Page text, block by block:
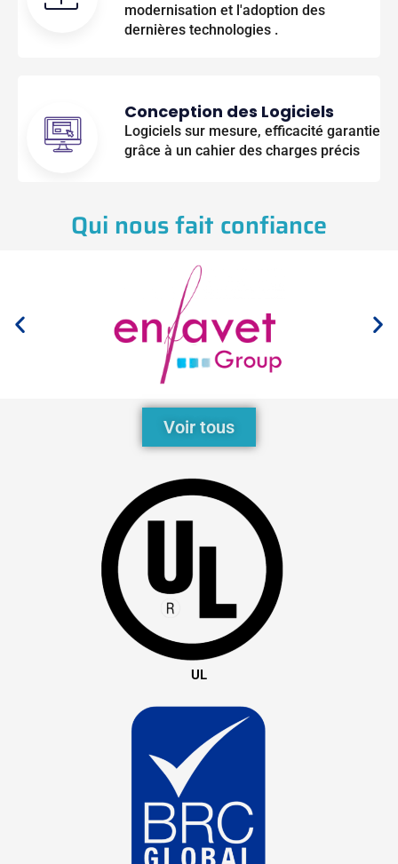
modernisation et l'adoption des
dernières technologies .
Conception des Logiciels
Logiciels sur mesure, efficacité garantie
grâce à un cahier des charges précis
Qui nous fait confiance
Voir tous
UL